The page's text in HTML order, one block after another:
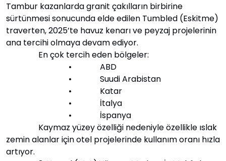
Tambur kazanlarda granit çakılların birbirine
sürtünmesi sonucunda elde edilen Tumbled (Eskitme)
traverten, 2025’te havuz kenarı ve peyzaj projelerinin
ana tercihi olmaya devam ediyor.
En çok tercih eden bölgeler:
• ABD
• Suudi Arabistan
• Katar
• İtalya
• İspanya
Kaymaz yüzey özelliği nedeniyle özellikle ıslak
zemin alanlar için otel projelerinde kullanım oranı hızla
artıyor.